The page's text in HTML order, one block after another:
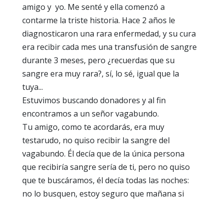
amigo y yo. Me senté y ella comenzó a
contarme la triste historia. Hace 2 años le
diagnosticaron una rara enfermedad, y su cura
era recibir cada mes una transfusión de sangre
durante 3 meses, pero ¿recuerdas que su
sangre era muy rara?, sí, lo sé, igual que la
tuya...
Estuvimos buscando donadores y al fin
encontramos a un señor vagabundo.
Tu amigo, como te acordarás, era muy
testarudo, no quiso recibir la sangre del
vagabundo. Él decía que de la única persona
que recibiría sangre sería de ti, pero no quiso
que te buscáramos, él decía todas las noches:
no lo busquen, estoy seguro que mañana si